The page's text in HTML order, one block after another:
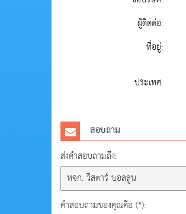
ผู้ติดต่อ:
ที่อยู่:
ประเทศ:
สอบถาม
ส่งคำสอบถามถึง:
คำสอบถามของคุณคือ (*):